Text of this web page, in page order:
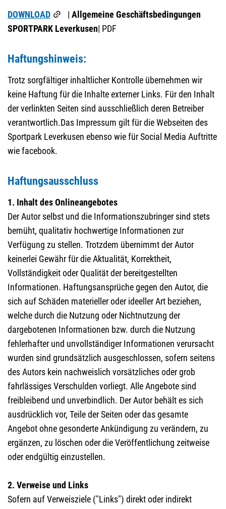
DOWNLOAD | Allgemeine Geschäftsbedingungen
SPORTPARK Leverkusen| PDF
Haftungshinweis:
Trotz sorgfältiger inhaltlicher Kontrolle übernehmen wir
keine Haftung für die Inhalte externer Links. Für den Inhalt
der verlinkten Seiten sind ausschließlich deren Betreiber
verantwortlich.Das Impressum gilt für die Webseiten des
Sportpark Leverkusen ebenso wie für Social Media Auftritte
wie facebook.
Haftungsausschluss
1. Inhalt des Onlineangebotes
Der Autor selbst und die Informationszubringer sind stets
bemüht, qualitativ hochwertige Informationen zur
Verfügung zu stellen. Trotzdem übernimmt der Autor
keinerlei Gewähr für die Aktualität, Korrektheit,
Vollständigkeit oder Qualität der bereitgestellten
Informationen. Haftungsansprüche gegen den Autor, die
sich auf Schäden materieller oder ideeller Art beziehen,
welche durch die Nutzung oder Nichtnutzung der
dargebotenen Informationen bzw. durch die Nutzung
fehlerhafter und unvollständiger Informationen verursacht
wurden sind grundsätzlich ausgeschlossen, sofern seitens
des Autors kein nachweislich vorsätzliches oder grob
fahrlässiges Verschulden vorliegt. Alle Angebote sind
freibleibend und unverbindlich. Der Autor behält es sich
ausdrücklich vor, Teile der Seiten oder das gesamte
Angebot ohne gesonderte Ankündigung zu verändern, zu
ergänzen, zu löschen oder die Veröffentlichung zeitweise
oder endgültig einzustellen.
2. Verweise und Links
Sofern auf Verweisziele ("Links") direkt oder indirekt